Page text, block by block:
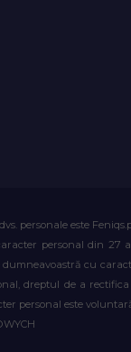
personale este
personal din
cu
dreptul de a
personal este